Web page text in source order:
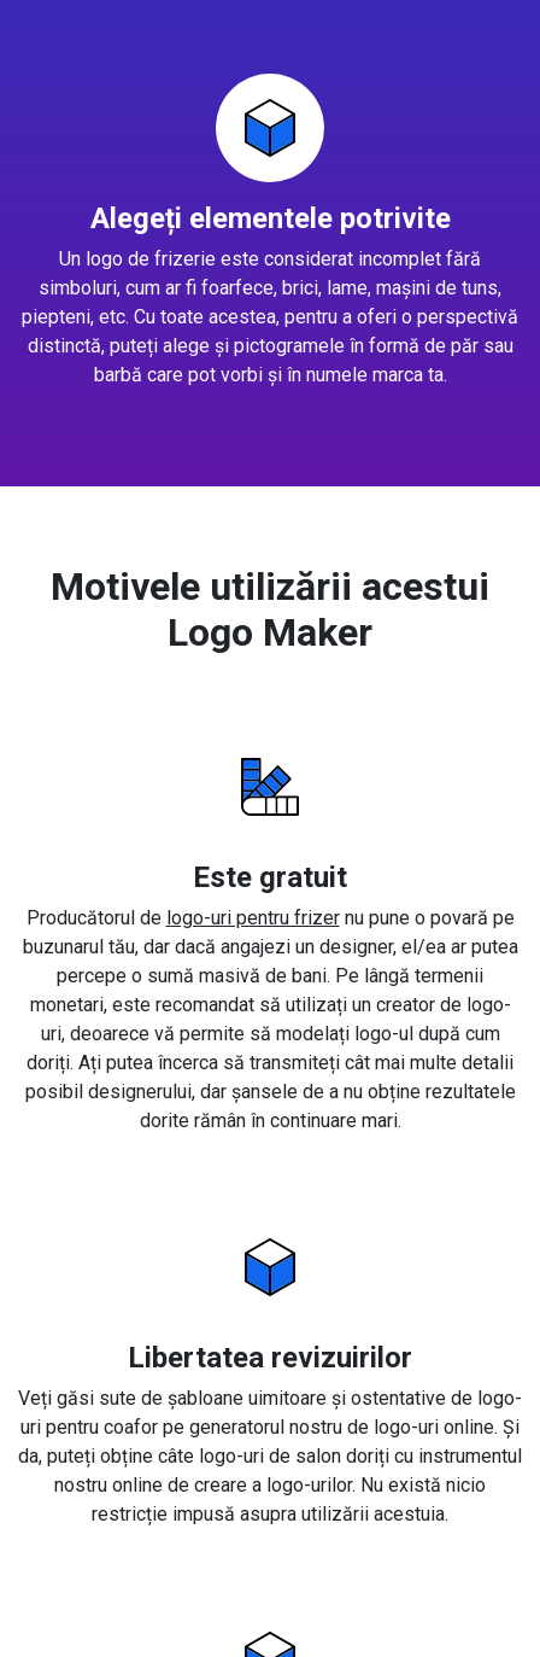
Alegeți elementele potrivite
Un logo de frizerie este considerat incomplet fără
simboluri, cum ar fi foarfece, brici, lame, mașini de tuns,
piepteni, etc. Cu toate acestea, pentru a oferi o perspectivă
distinctă, puteți alege și pictogramele în formă de păr sau
barbă care pot vorbi și în numele marca ta.
Motivele utilizării acestui
Logo Maker
Este gratuit
Producătorul de logo-uri pentru frizernu pune o povară pe
buzunarul tău, dar dacă angajezi un designer, el/ea ar putea
percepe o sumă masivă de bani. Pe lângă termenii
monetari, este recomandat să utilizați un creator de logo-
uri, deoarece vă permite să modelați logo-ul după cum
doriți. Ați putea încerca să transmiteți cât mai multe detalii
posibil designerului, dar șansele de a nu obține rezultatele
dorite rămân în continuare mari.
Libertatea revizuirilor
Veți găsi sute de șabloane uimitoare și ostentative de logo-
uri pentru coafor pe generatorul nostru de logo-uri online. Și
da, puteți obține câte logo-uri de salon doriți cu instrumentul
nostru online de creare a logo-urilor. Nu există nicio
restricție impusă asupra utilizării acestuia.